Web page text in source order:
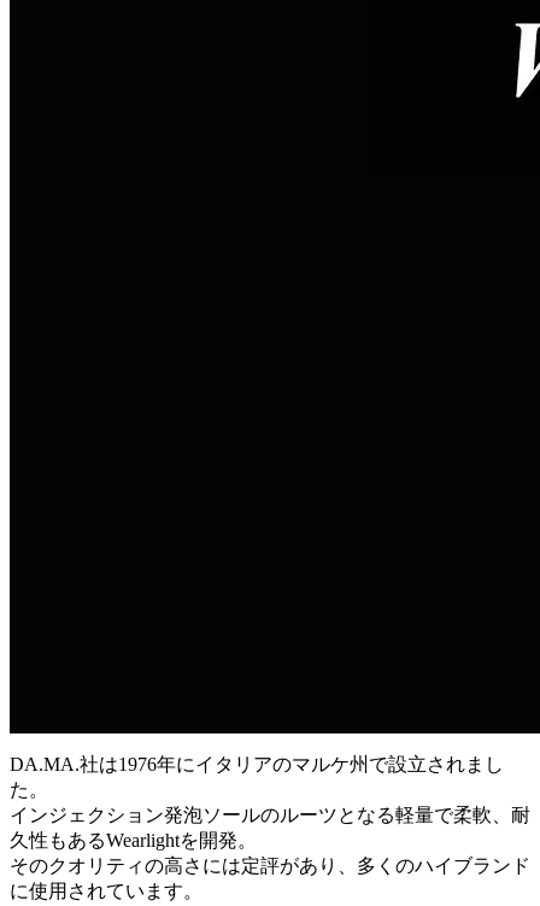
DA.MA.社は1976年にイタリアのマルケ州で設立されまし
た。
インジェクション発泡ソールのルーツとなる軽量で柔軟、耐
久性もあるWearlightを開発。
そのクオリティの高さには定評があり、多くのハイブランド
に使用されています。